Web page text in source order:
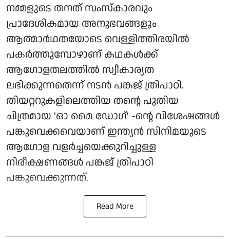
നമ്മളുടെ തനത് സംസ്കാരവും
പ്രാദേശികമായ അനുഭവങ്ങളും
ആത്മാർഥതയോടെ വെള്ളിത്തിരയിൽ
പകർത്തുമ്പോഴാണ് കഥകൾക്ക്
ആഗോളതലത്തിൽ സ്വീകാര്യത
ലഭിക്കുന്നതെന്ന് നടൻ പങ്കജ് ത്രിപാഠി.
തിയറ്ററുകളിലെത്തിയ തന്റെ പുതിയ
ചിത്രമായ 'ഓ മൈ ഡോഗ്' -ന്റെ വിശേഷങ്ങൾ
പങ്കുവെക്കവെയാണ് ഇന്ത്യൻ സിനിമയുടെ
ആഗോള വളർച്ചയെക്കുറിച്ചുള്ള
നിരീക്ഷണങ്ങൾ പങ്കജ് ത്രിപാഠി
പങ്കുവെക്കുന്നത്.
Read More